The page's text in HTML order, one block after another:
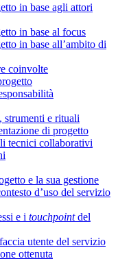
in base agli attori
in base al focus
in base all’ambito di
coinvolte
strumenti e rituali
di progetto
tecnici collaborativi
e la sua gestione
d’uso del servizio
e i touchpointdel
utente del servizio
ottenuta